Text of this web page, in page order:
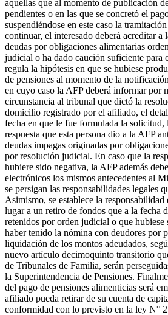
aquellas que al momento de publicación
pendientes o en las que se concretó el
suspendiéndose en este caso la
continuar, el interesado deberá acreditar a
deudas por obligaciones alimentarias
judicial o ha dado caución suficiente para
regula la hipótesis en que se hubiese
de pensiones al momento de la
en cuyo caso la AFP deberá informar por
circunstancia al tribunal que dictó la
domicilio registrado por el afiliado, el
fecha en que le fue formulada la solicitud,
respuesta que esta persona dio a la AFP
deudas impagas originadas por
por resolución judicial. En caso que la
hubiere sido negativa, la AFP además
electrónicos los mismos antecedentes al
se persigan las responsabilidades legales
Asimismo, se establece la responsabilidad
lugar a un retiro de fondos que a la fecha
retenidos por orden judicial o que hubiese
haber tenido la nómina con deudores por
liquidación de los montos adeudados,
nuevo artículo decimoquinto transitorio
de Tribunales de Familia, serán
la Superintendencia de Pensiones.
del pago de pensiones alimenticias será
afiliado pueda retirar de su cuenta de
conformidad con lo previsto en la ley N°